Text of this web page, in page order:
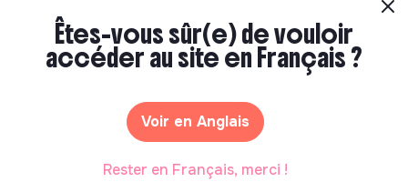
Marianne Roussel•09 janvier 2024
Êtes-vous sûr(e) de vouloir
accéder au site en Français ?
Voir en Anglais
Rester en Français, merci !